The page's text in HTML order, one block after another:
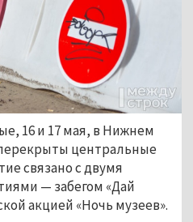
16 и 17 мая, в Нижнем
центральные
связано с двумя
— забегом «Дай
акцией «Ночь музеев».